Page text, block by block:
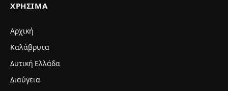
ΧΡΉΣΙΜΑ
Αρχική
Καλάβρυτα
Δυτική Ελλάδα
Διαύγεια